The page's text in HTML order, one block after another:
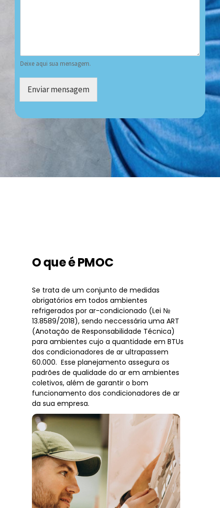
Deixe aqui sua mensagem.
Enviar mensagem
O que é PMOC
Se trata de um conjunto de medidas
obrigatórios em todos ambientes
refrigerados por ar-condicionado (Lei №
13.8589/2018), sendo neccessária uma ART
(Anotação de Responsabilidade Técnica)
para ambientes cujo a quantidade em BTUs
dos condicionadores de ar ultrapassem
60.000. Esse planejamento assegura os
padrões de qualidade do ar em ambientes
coletivos, além de garantir o bom
funcionamento dos condicionadores de ar
da sua empresa.